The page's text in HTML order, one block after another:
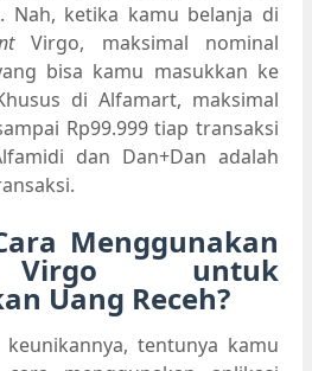
Nah, ketika kamu belanja di
Virgo, maksimal nominal
bisa kamu masukkan ke
di Alfamart, maksimal
Rp99.999 tiap transaksi
dan Dan+Dan adalah
Menggunakan
untuk
Uang Receh?
tentunya kamu